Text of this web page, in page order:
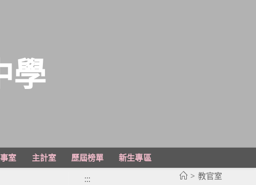
學
室 主計室 歷屆榜單
新生專區
> 教官室
:::